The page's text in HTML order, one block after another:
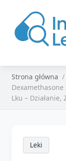
Strona główna
Lku –
Leki